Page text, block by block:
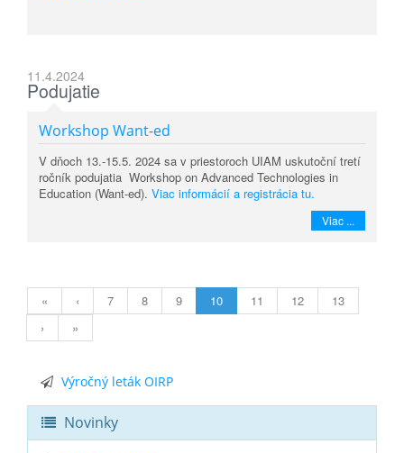
11.4.2024
Podujatie
Workshop Want-ed
V dňoch 13.-15.5. 2024 sa v priestoroch UIAM uskutoční tretí
ročník podujatia Workshop on Advanced Technologies in
Education (Want-ed). Viac informácií a registrácia tu.
Viac ...
« ‹ 7 8 9 10 11 12
13
›
»
Výročný leták OIRP
Novinky